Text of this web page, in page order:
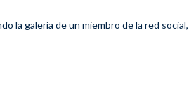
la galería de un miembro de la red